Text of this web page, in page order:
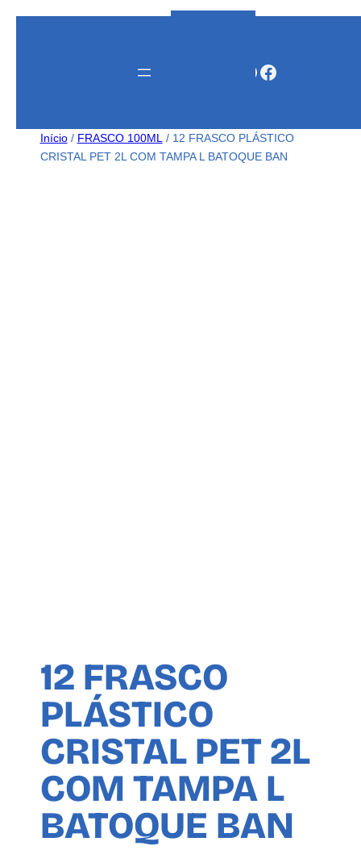
Facebook
Início/ FRASCO 100ML / 12 FRASCO PLÁSTICO
CRISTAL PET 2L COM TAMPA L BATOQUE BAN
12 FRASCO
PLÁSTICO
CRISTAL PET 2L
COM TAMPA L
BATOQUE BAN